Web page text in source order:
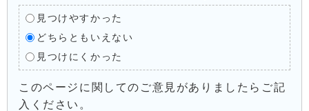
見つけやすかった
どちらともいえない
見つけにくかった
このページに関してのご意見がありましたらご記
入ください。